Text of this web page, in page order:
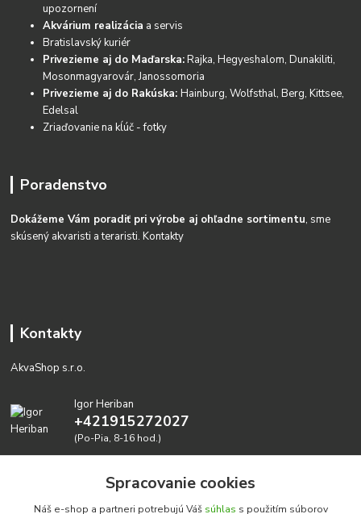
upozornení
Akvárium realizácia a servis
Bratislavský kuriér
Privezieme aj do Maďarska:Rajka, Hegyeshalom, Dunakiliti,
Mosonmagyarovár, Janossomoria
Privezieme aj do Rakúska:Hainburg, Wolfsthal, Berg, Kittsee,
Edelsal
Zriaďovanie na kĺúč - fotky
Poradenstvo
Dokážeme Vám poradiť pri výrobe aj ohľadne sortimentu, sme
skúsený akvaristi a teraristi.Kontakty
Kontakty
AkvaShop s.r.o.
Igor Heriban
+421915272027
(Po-Pia, 8-16 hod.)
Spracovanie cookies
Náš e-shop a partneri potrebujú Váš súhlas s použitím súborov